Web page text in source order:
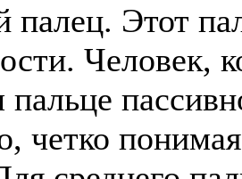
палец. Этот
Человек,
пальце
четко